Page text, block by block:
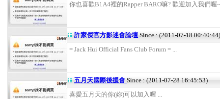
你也喜歡B1A4裡的Rapper BARO嘛? 歡迎加入我們喔
許家傑官方影迷會論壇 Since : (2011-07-18 00:40:44)
= Jack Hui Official Fans Club Forum = ...
五月天國際後援會 Since : (2011-07-28 16:45:53)
喜愛五月天的你(妳)可以加入喔 ...